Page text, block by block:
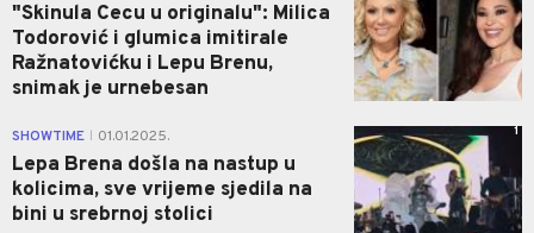
"Skinula Cecu u originalu": Milica
Todorović i glumica imitirale
Ražnatovićku i Lepu Brenu,
snimak je urnebesan
SHOWTIME 01.01.2025.
Lepa Brena došla na nastup u
kolicima, sve vrijeme sjedila na
bini u srebrnoj stolici
1